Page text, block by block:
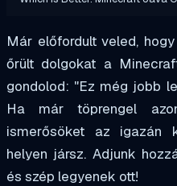
Már előfordult veled,
őrült dolgokat a
gondolod: "Ez még jobb
Ha már töprengel
ismerősöket az igazán
helyen jársz. Adjunk
és szép legyenek ott!